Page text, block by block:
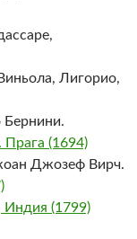
Лигорио,
Прага (1694)
Джозеф Вирч.
(1799)